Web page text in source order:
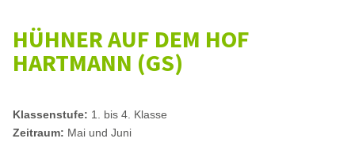
HÜHNER AUF DEM HOF
HARTMANN (GS)
Klassenstufe: 1. bis 4. Klasse
Zeitraum: Mai und Juni